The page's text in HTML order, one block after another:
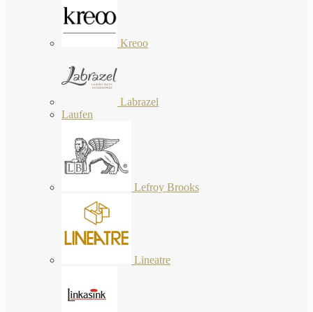
Kreoo
Labrazel
Laufen
Lefroy Brooks
Lineatre